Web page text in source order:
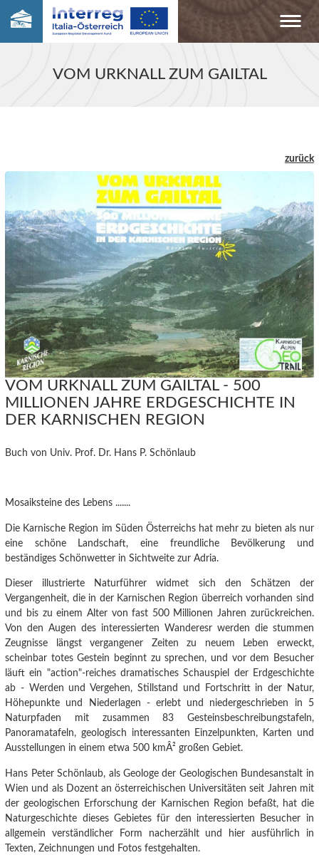
VOM URKNALL ZUM GAILTAL
zurück
VOM URKNALL ZUM GAILTAL - 500
MILLIONEN JAHRE ERDGESCHICHTE IN
DER KARNISCHEN REGION
Buch von Univ. Prof. Dr. Hans P. Schönlaub
Mosaiksteine des Lebens .......
Die Karnische Region im Süden Österreichs hat mehr zu bieten als nur
eine schöne Landschaft, eine freundliche Bevölkerung und
beständiges Schönwetter in Sichtweite zur Adria.
Dieser illustrierte Naturführer widmet sich den Schätzen der
Vergangenheit, die in der Karnischen Region überreich vorhanden sind
und bis zu einem Alter von fast 500 Millionen Jahren zurückreichen.
Von den Augen des interessierten Wanderesr werden die stummen
Zeugnisse längst vergangener Zeiten zu neuem Leben erweckt,
scheinbar totes Gestein beginnt zu sprechen, und vor dem Besucher
läuft ein "action"-reiches dramatisches Schauspiel der Erdgeschichte
ab - Werden und Vergehen, Stillstand und Fortschritt in der Natur,
Höhepunkte und Niederlagen - erlebt und niedergeschrieben in 5
Naturpfaden mit zusammen 83 Gesteinsbeschreibungstafeln,
Panoramatafeln, geologisch interessanten Einzelpunkten, Karten und
Ausstellungen in einem etwa 500 kmÂ² großen Gebiet.
Hans Peter Schönlaub, als Geologe der Geologischen Bundesanstalt in
Wien und als Dozent an österreichischen Universitäten seit Jahren mit
der geologischen Erforschung der Karnischen Region befaßt, hat die
Naturgeschichte dieses Gebietes für den interessierten Besucher in
allgemein verständlicher Form nacherzählt und hier ausführlich in
Texten, Zeichnungen und Fotos festgehalten.